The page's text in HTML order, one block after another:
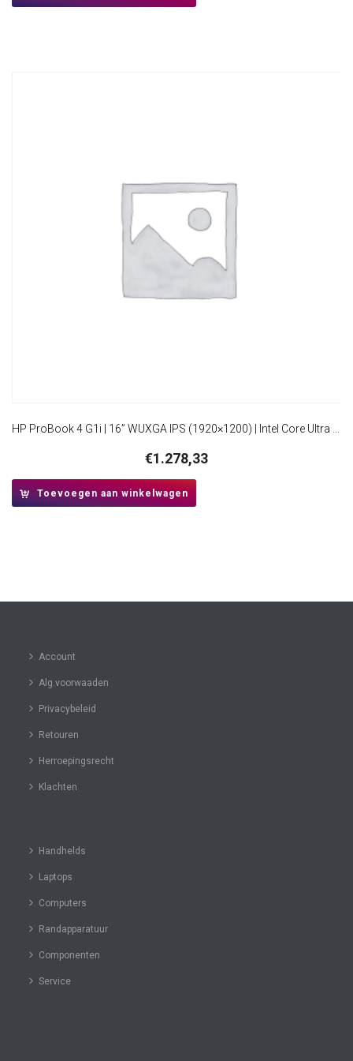
€1.278,33
Toevoegen aan winkelwagen
Account
Alg.voorwaaden
Privacybeleid
Retouren
Herroepingsrecht
Klachten
Handhelds
Laptops
Computers
Randapparatuur
Componenten
Service